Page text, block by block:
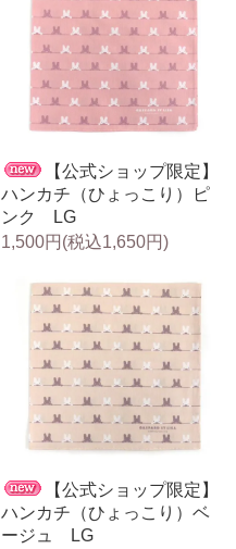
【公式ショップ限定】
ハンカチ（ひょっこり）ピ
ンク LG
1,500円(税込1,650円)
【公式ショップ限定】
ハンカチ（ひょっこり）ベ
ージュ LG